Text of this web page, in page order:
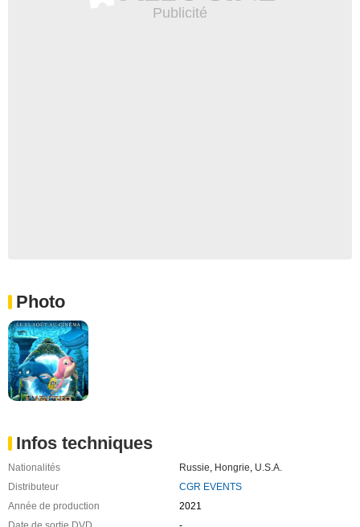
Photo
Infos techniques
Nationalités Russie, Hongrie, U.S.A.
Distributeur
CGR EVENTS
Année de production
2021